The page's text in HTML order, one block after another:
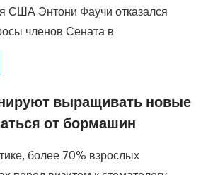
США Энтони Фаучи отказался
членов Сената в
выращивать новые
от бормашин
более 70% взрослых